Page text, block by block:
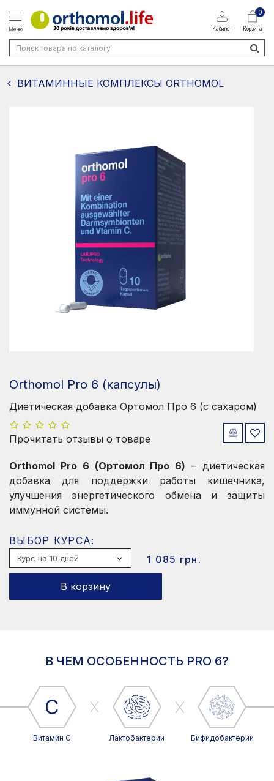
Меню Кабинет
0
Корзина
ВИТАМИННЫЕ КОМПЛЕКСЫ ORTHOMOL
Orthomol Pro 6 (капсулы)
Диетическая добавка Ортомол Про 6 (с сахаром)
Прочитать отзывы о товаре
Orthomol Pro 6 (Ортомол Про 6) – диетическая
добавка для поддержки работы кишечника,
улучшения энергетического обмена и защиты
иммунной системы.
ВЫБОР КУРСА:
1 085 грн.
В корзину
В ЧЕМ ОСОБЕННОСТЬ PRO 6?
Витамин С Лактобактерии Бифидобактерии